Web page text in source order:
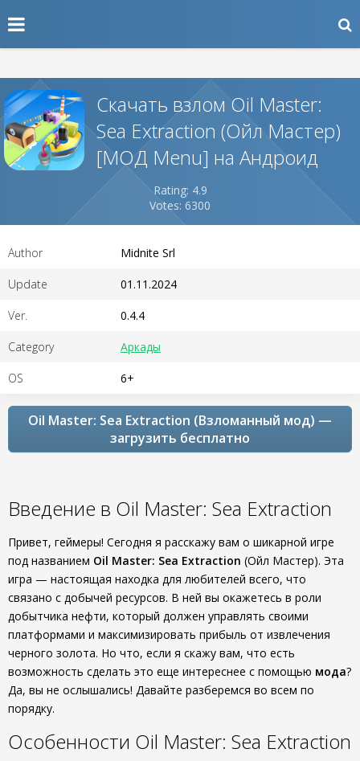
Скачать взлом Oil Master:
Sea Extraction (Ойл Мастер)
[МОД Menu] на Андроид
Rating: 4.9
Votes: 6300
Author Midnite Srl
Update 01.11.2024
Ver. 0.4.4
Category Аркады
OS 6+
Oil Master: Sea Extraction (Взломанный мод) —
загрузить бесплатно
Введение в Oil Master: Sea Extraction
Привет, геймеры! Сегодня я расскажу вам о шикарной игре
под названием Oil Master: Sea Extraction (Ойл Мастер). Эта
игра — настоящая находка для любителей всего, что
связано с добычей ресурсов. В ней вы окажетесь в роли
добытчика нефти, который должен управлять своими
платформами и максимизировать прибыль от извлечения
черного золота. Но что, если я скажу вам, что есть
возможность сделать это еще интереснее с помощью мода?
Да, вы не ослышались! Давайте разберемся во всем по
порядку.
Особенности Oil Master: Sea Extraction